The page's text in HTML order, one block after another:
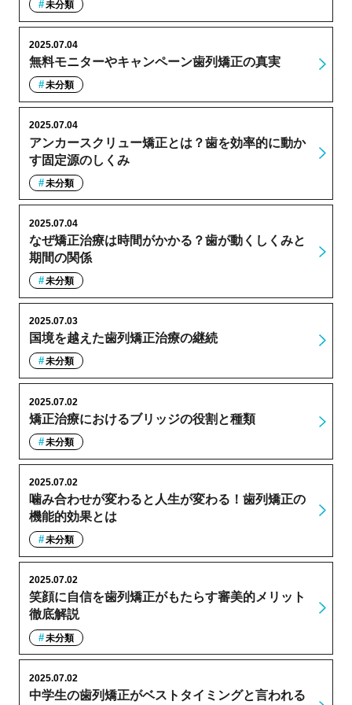
未分類
無料モニターやキャンペーン歯列矯正の真実
2025.07.04
未分類
アンカースクリュー矯正とは？歯を効率的に動か
す固定源のしくみ
2025.07.04
未分類
なぜ矯正治療は時間がかかる？歯が動くしくみと
期間の関係
2025.07.04
未分類
国境を越えた歯列矯正治療の継続
2025.07.03
未分類
矯正治療におけるブリッジの役割と種類
2025.07.02
未分類
噛み合わせが変わると人生が変わる！歯列矯正の
機能的効果とは
2025.07.02
未分類
笑顔に自信を歯列矯正がもたらす審美的メリット
徹底解説
2025.07.02
未分類
中学生の歯列矯正がベストタイミングと言われる
2025.07.02